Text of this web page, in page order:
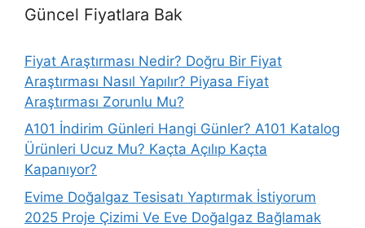
Güncel Fiyatlara Bak
Fiyat Araştırması Nedir? Doğru Bir Fiyat
Araştırması Nasıl Yapılır? Piyasa Fiyat
Araştırması Zorunlu Mu?
A101 İndirim Günleri Hangi Günler? A101 Katalog
Ürünleri Ucuz Mu? Kaçta Açılıp Kaçta
Kapanıyor?
Evime Doğalgaz Tesisatı Yaptırmak İstiyorum
2025 Proje Çizimi Ve Eve Doğalgaz Bağlamak